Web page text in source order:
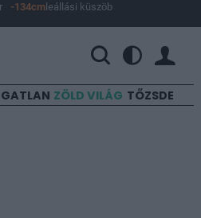
-134cm leállási küszöb
ZÖLD VILÁG TŐZSDE